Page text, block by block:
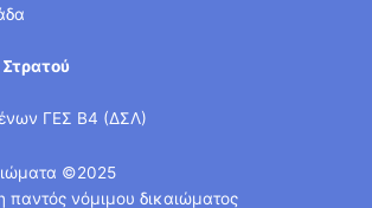
Στρατού
ΓΕΣ Β4 (ΔΣΛ)
©2025
παντός νόμιμου δικαιώματος